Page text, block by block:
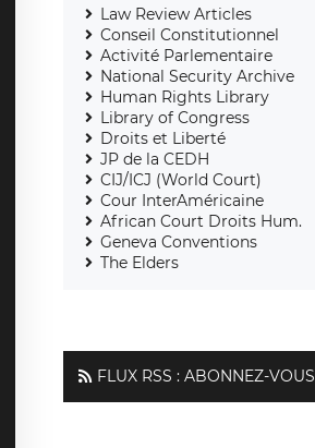
Law Review Articles
Conseil Constitutionnel
Activité Parlementaire
National Security Archive
Human Rights Library
Library of Congress
Droits et Liberté
JP de la CEDH
CIJ/ICJ (World Court)
Cour InterAméricaine
African Court Droits Hum.
Geneva Conventions
The Elders
FLUX RSS : ABONNEZ-VOUS